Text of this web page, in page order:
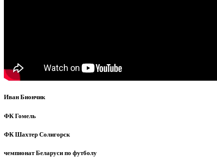
Иван Биончик
ФК Гомель
ФК Шахтер Солигорск
чемпионат Беларуси по футболу